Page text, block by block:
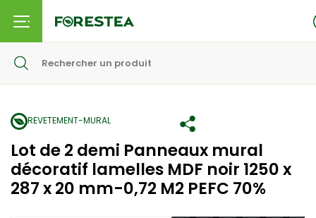
REVETEMENT-MURAL
Lot de 2 demi Panneaux mural
décoratif lamelles MDF noir 1250 x
287 x 20 mm-0,72 M2 PEFC 70%